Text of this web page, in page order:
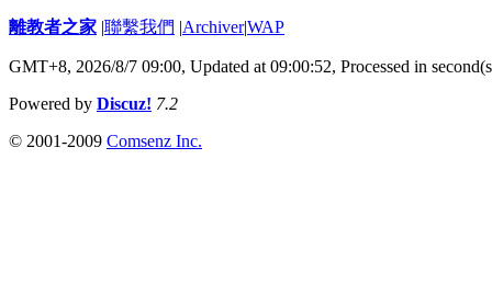
離教者之家 |聯繫我們 |Archiver|WAP
GMT+8, 2026/8/7 09:00, Updated at 09:00:52, Processed in
Powered by Discuz! 7.2
© 2001-2009 Comsenz Inc.